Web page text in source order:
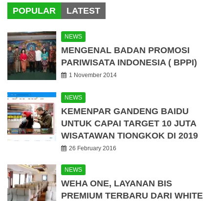
POPULAR LATEST
NEWS
MENGENAL BADAN PROMOSI
PARIWISATA INDONESIA ( BPPI)
1 November 2014
NEWS
KEMENPAR GANDENG BAIDU
UNTUK CAPAI TARGET 10 JUTA
WISATAWAN TIONGKOK DI 2019
26 February 2016
NEWS
WEHA ONE, LAYANAN BIS
PREMIUM TERBARU DARI WHITE